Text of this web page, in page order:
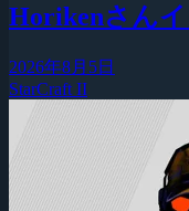
Horikenさん
2026年8月5日
StarCraft II